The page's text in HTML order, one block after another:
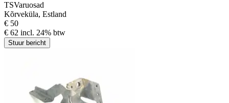
TSVaruosad
Kõrveküla, Estland
€ 50
€ 62 incl. 24% btw
Stuur bericht